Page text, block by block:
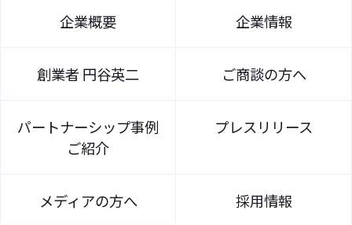
企業概要 企業情報
創業者 円谷英二 ご商談の方へ
パートナーシップ事例
ご紹介
プレスリリース
メディアの方へ 採用情報